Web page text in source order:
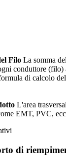
Filo La somma
conduttore
di calcolo
L'area
EMT, PVC,
di